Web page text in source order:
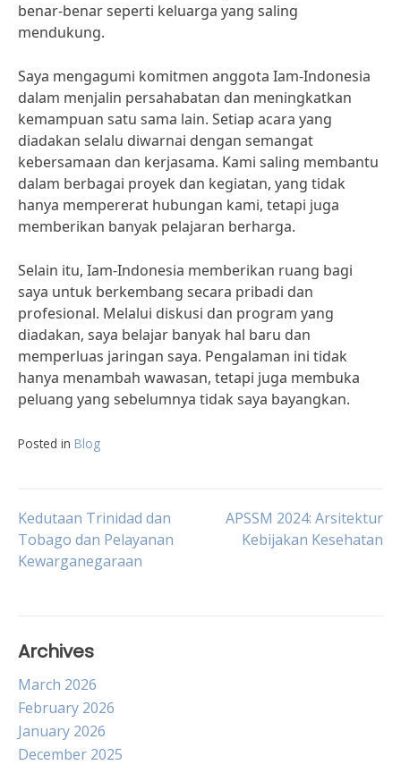
benar-benar seperti keluarga yang saling
mendukung.
Saya mengagumi komitmen anggota Iam-Indonesia
dalam menjalin persahabatan dan meningkatkan
kemampuan satu sama lain. Setiap acara yang
diadakan selalu diwarnai dengan semangat
kebersamaan dan kerjasama. Kami saling membantu
dalam berbagai proyek dan kegiatan, yang tidak
hanya mempererat hubungan kami, tetapi juga
memberikan banyak pelajaran berharga.
Selain itu, Iam-Indonesia memberikan ruang bagi
saya untuk berkembang secara pribadi dan
profesional. Melalui diskusi dan program yang
diadakan, saya belajar banyak hal baru dan
memperluas jaringan saya. Pengalaman ini tidak
hanya menambah wawasan, tetapi juga membuka
peluang yang sebelumnya tidak saya bayangkan.
Posted in Blog
Post
navigation
Kedutaan Trinidad dan
Tobago dan Pelayanan
Kewarganegaraan
APSSM 2024: Arsitektur
Kebijakan Kesehatan
Archives
March 2026
February 2026
January 2026
December 2025